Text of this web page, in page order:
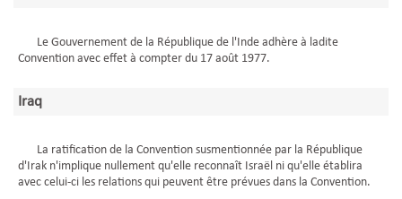
Le Gouvernement de la République de l'Inde adhère à ladite
Convention avec effet à compter du 17 août 1977.
Iraq
La ratification de la Convention susmentionnée par la République
d'Irak n'implique nullement qu'elle reconnaît Israël ni qu'elle établira
avec celui-ci les relations qui peuvent être prévues dans la Convention.